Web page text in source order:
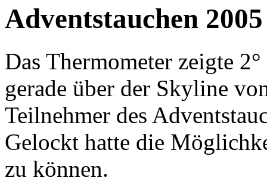
Adventstauchen 2005
Das Thermometer zeigte
gerade über der Skyline
Teilnehmer des
Gelockt hatte die
zu können.